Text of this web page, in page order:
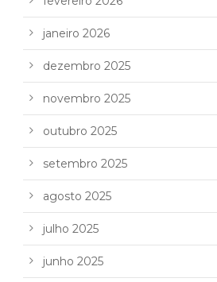
janeiro 2026
dezembro 2025
novembro 2025
outubro 2025
setembro 2025
agosto 2025
julho 2025
junho 2025